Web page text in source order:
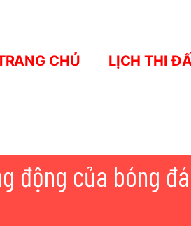
CHỦ LỊCH THI
động của bóng